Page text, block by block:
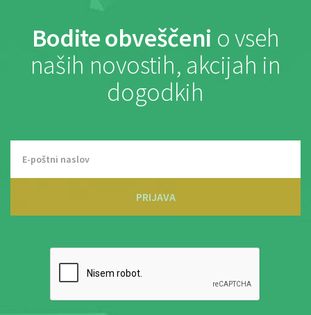
Bodite obveščeni o vseh
naših novostih, akcijah in
dogodkih
PRIJAVA